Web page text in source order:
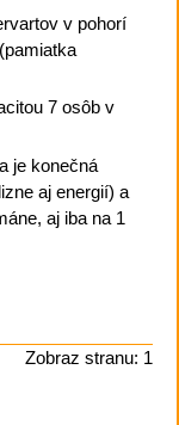
v pohorí
7 osôb v
je konečná
aj energií) a
aj iba na 1
Zobraz stranu: 1